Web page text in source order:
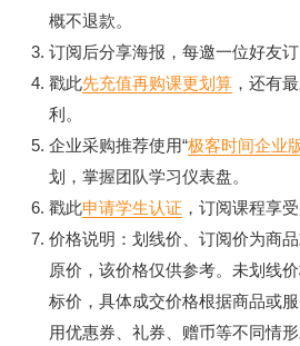
概不退款。
订阅后分享海报，每邀一位好友订
戳此先充值再购课更划算 ，还有
利。
企业采购推荐使用“极客时间企业
划，掌握团队学习仪表盘。
戳此申请学生认证 ，订阅课程享
价格说明：划线价、订阅价为商
原价，该价格仅供参考。未划线
标价，具体成交价格根据商品或
用优惠券、礼券、赠币等不同情